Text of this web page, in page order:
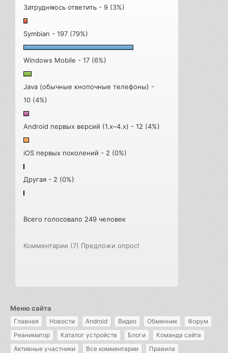
Затрудняюсь ответить - 9 (3%)
Symbian - 197 (79%)
Windows Mobile - 17 (6%)
Java (обычные кнопочные телефоны) -
10 (4%)
Android первых версий (1.x–4.x) - 12 (4%)
iOS первых поколений - 2 (0%)
Другая - 2 (0%)
Всего голосовало 249 человек
Комментарии (7) Предложи опрос!
Меню сайта
Главная Новости Android Видео Обменник
Форум
Реаниматор
Каталог устройств Блоги
Команда сайта
Активные участники
Все комментарии Правила